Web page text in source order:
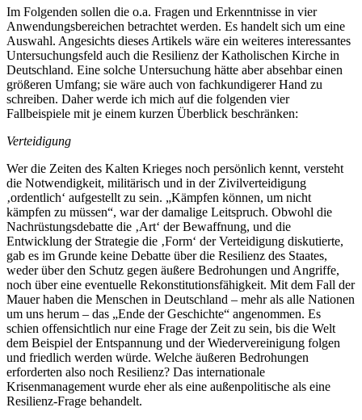
Im Folgenden sollen die o.a. Fragen und Erkenntnisse in vier
Anwendungsbereichen betrachtet werden. Es handelt sich um eine
Auswahl. Angesichts dieses Artikels wäre ein weiteres interessantes
Untersuchungsfeld auch die Resilienz der Katholischen Kirche in
Deutschland. Eine solche Untersuchung hätte aber absehbar einen
größeren Umfang; sie wäre auch von fachkundigerer Hand zu
schreiben. Daher werde ich mich auf die folgenden vier
Fallbeispiele mit je einem kurzen Überblick beschränken:
Verteidigung
Wer die Zeiten des Kalten Krieges noch persönlich kennt, versteht
die Notwendigkeit, militärisch und in der Zivilverteidigung
‚ordentlich‘ aufgestellt zu sein. „Kämpfen können, um nicht
kämpfen zu müssen“, war der damalige Leitspruch. Obwohl die
Nachrüstungsdebatte die ‚Art‘ der Bewaffnung, und die
Entwicklung der Strategie die ‚Form‘ der Verteidigung diskutierte,
gab es im Grunde keine Debatte über die Resilienz des Staates,
weder über den Schutz gegen äußere Bedrohungen und Angriffe,
noch über eine eventuelle Rekonstitutionsfähigkeit. Mit dem Fall der
Mauer haben die Menschen in Deutschland – mehr als alle Nationen
um uns herum – das „Ende der Geschichte“ angenommen. Es
schien offensichtlich nur eine Frage der Zeit zu sein, bis die Welt
dem Beispiel der Entspannung und der Wiedervereinigung folgen
und friedlich werden würde. Welche äußeren Bedrohungen
erforderten also noch Resilienz? Das internationale
Krisenmanagement wurde eher als eine außenpolitische als eine
Resilienz-Frage behandelt.